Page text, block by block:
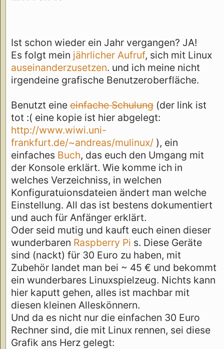
Ist schon wieder ein Jahr vergangen? JA!
Es folgt mein jährlicher Aufruf, sich mit Linux
auseinanderzusetzen. und ich meine nicht
irgendeine grafische Benutzeroberfläche.
Benutzt eine einfache Schulung (der link ist
tot :( eine kopie ist hier abgelegt:
http://www.wiwi.uni-
frankfurt.de/~andreas/mulinux/ ), ein
einfaches Buch, das euch den Umgang mit
der Konsole erklärt. Wie komme ich in
welches Verzeichniss, in welchen
Konfiguratuionsdateien ändert man welche
Einstellung. All das ist bestens dokumentiert
und auch für Anfänger erklärt.
Oder seid mutig und kauft euch einen dieser
wunderbaren Raspberry Pi s. Diese Geräte
sind (nackt) für 30 Euro zu haben, mit
Zubehör landet man bei ~ 45 € und bekommt
ein wunderbares Linuxspielzeug. Nichts kann
hier kaputt gehen, alles ist machbar mit
diesen kleinen Alleskönnern.
Und da es nicht nur die einfachen 30 Euro
Rechner sind, die mit Linux rennen, sei diese
Grafik ans Herz gelegt: